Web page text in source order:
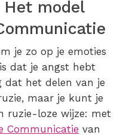
Het model
je zo op je emoties
dat je angst hebt
dat het delen van je
maar je kunt je
ruzie-loze wijze: met
Communicatie van